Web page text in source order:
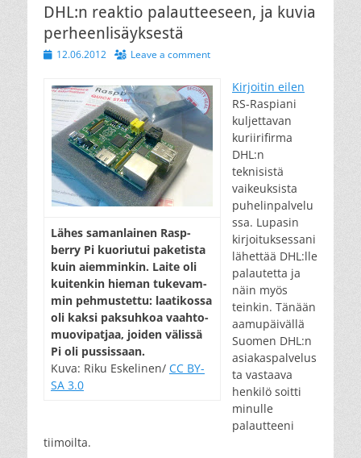
DHL:n reaktio palautteeseen, ja kuvia
perheenlisäyksestä
Posted12.06.2012 Leave a comment
Lähes sa­man­lai­nen Rasp­
berry Pi kuo­riu­tui pa­ke­tis­ta
kuin aiem­min­kin. Lai­te oli
kui­ten­kin hie­man tu­ke­vam­
min peh­mus­tet­tu: laa­ti­kos­sa
oli kak­si pak­suh­koa vaah­to­
muo­vi­pat­jaa, joi­den vä­lis­sä
Pi oli pus­sis­saan.
Kuva: Riku Eskelinen/ CC BY-
SA 3.0
Kirjoitin eilen
RS-Raspiani
kuljettavan
kuriirifirma
DHL:n
teknisistä
vaikeuksista
puhelinpalvelu
ssa. Lupasin
kirjoituksessani
lähettää DHL:lle
palautetta ja
näin myös
teinkin. Tänään
aamupäivällä
Suomen DHL:n
asiakaspalvelus
ta vastaava
henkilö soitti
minulle
palautteeni
tiimoilta.